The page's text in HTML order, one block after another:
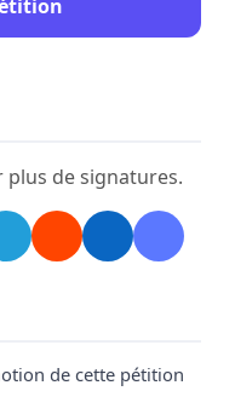
et des exigences
acupuncteurs
a droit à des
de signatures.
de cette pétition